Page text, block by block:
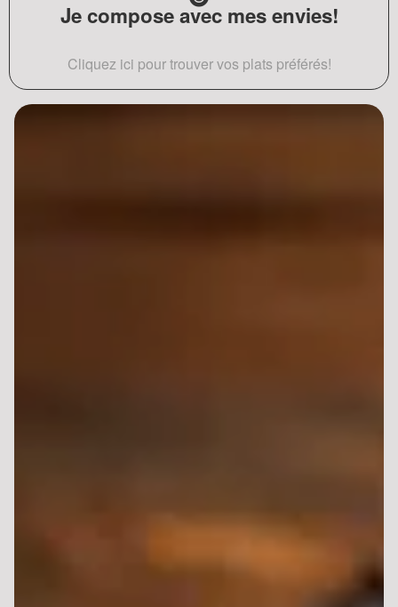
Je compose avec mes envies!
Cliquez ici pour trouver vos plats préférés!